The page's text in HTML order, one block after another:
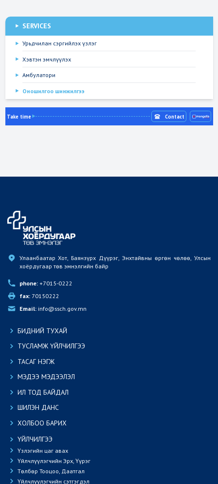
SERVICES
Урьдчилан сэргийлэх үзлэг
Хэвтэн эмчлүүлэх
Амбулатори
Оношилгоо шинжилгээ
Take time Contact
Улаанбаатар Хот, Баянзүрх Дүүрэг, Энхтайвны өргөн чөлөө, Улсын
хоёрдугаар төв эмнэлгийн байр
phone: +7015-0222
fax: 70150222
Email: info@ssch.gov.mn
БИДНИЙ ТУХАЙ
ТУСЛАМЖ ҮЙЛЧИЛГЭЭ
ТАСАГ НЭГЖ
МЭДЭЭ МЭДЭЭЛЭЛ
ИЛ ТОД БАЙДАЛ
ШИЛЭН ДАНС
ХОЛБОО БАРИХ
ҮЙЛЧИЛГЭЭ
Үзлэгийн цаг авах
Үйлчлүүлэгчийн Эрх, Үүрэг
Төлбөр Тооцоо, Даатгал
Үйлчлүүлэгчийн сэтгэгдэл